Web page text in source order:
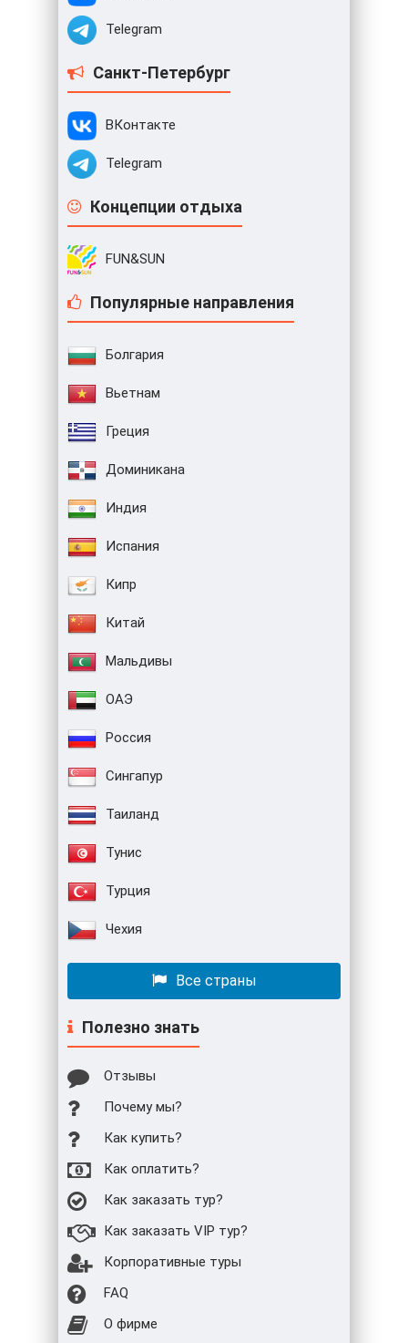
Telegram
Санкт-Петербург
ВКонтакте
Telegram
Концепции отдыха
FUN&SUN
Популярные направления
Болгария
Вьетнам
Греция
Доминикана
Индия
Испания
Кипр
Китай
Мальдивы
ОАЭ
Россия
Сингапур
Таиланд
Тунис
Турция
Чехия
Все страны
Полезно знать
Отзывы
Почему мы?
Как купить?
Как оплатить?
Как заказать тур?
Как заказать VIP тур?
Корпоративные туры
FAQ
О фирме